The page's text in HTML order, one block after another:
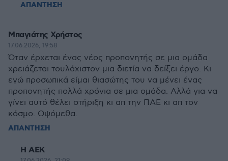
ΑΠΑΝΤΗΣΗ
Μπαγιάτης Χρήστος
17.06.2026, 19:58
Όταν έρχεται ένας νέος προπονητής σε μια ομάδα
χρειάζεται τουλάχιστον μια διετία να δείξει έργο. Κι
εγώ προσωπικά είμαι θιασώτης του να μένει ένας
προπονητής πολλά χρόνια σε μια ομάδα. Αλλά για να
γίνει αυτό θέλει στήριξη κι απ την ΠΑΕ κι απ τον
κόσμο. Οψόμεθα.
ΑΠΑΝΤΗΣΗ
Η ΑΕΚ